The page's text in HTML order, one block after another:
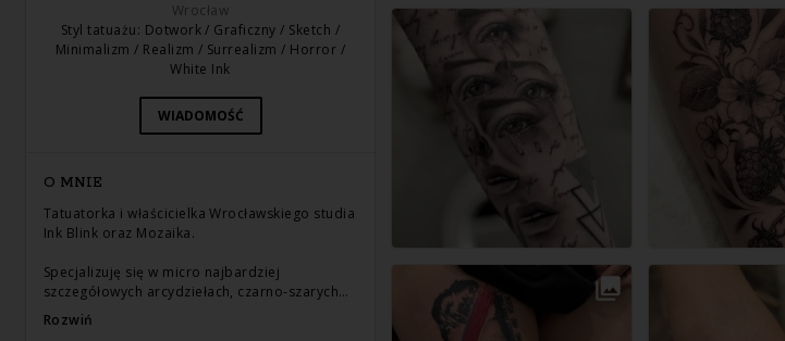
Wrocław
Styl tatuażu: Dotwork / Graficzny / Sketch /
Minimalizm / Realizm / Surrealizm / Horror /
White Ink
WIADOMOŚĆ
O MNIE
Tatuatorka i właścicielka Wrocławskiego studia
Ink Blink oraz Mozaika.
Specjalizuję się w micro najbardziej
szczegółowych arcydziełach, czarno-szarych…
Rozwiń